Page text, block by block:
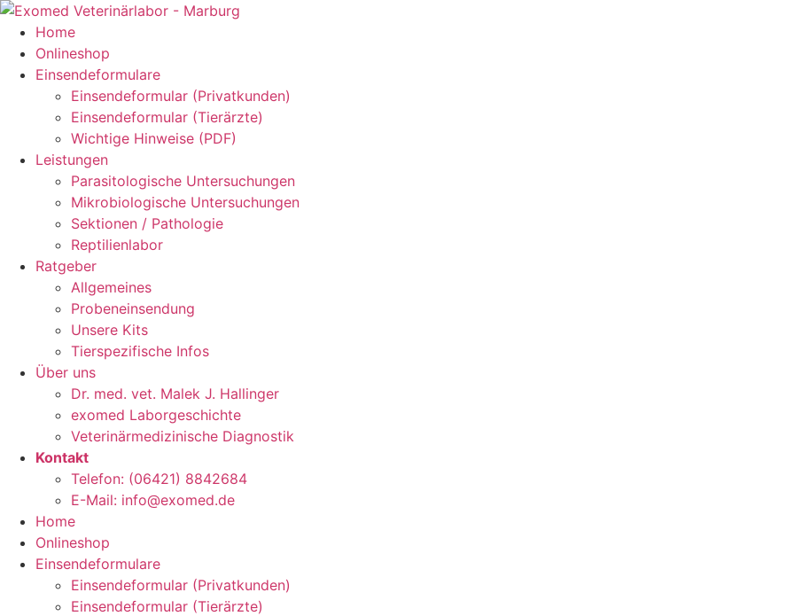
Zum
Inhalt
springen
Home
Onlineshop
Einsendeformulare
Einsendeformular (Privatkunden)
Einsendeformular (Tierärzte)
Wichtige Hinweise (PDF)
Leistungen
Parasitologische Untersuchungen
Mikrobiologische Untersuchungen
Sektionen / Pathologie
Reptilienlabor
Ratgeber
Allgemeines
Probeneinsendung
Unsere Kits
Tierspezifische Infos
Über uns
Dr. med. vet. Malek J. Hallinger
exomed Laborgeschichte
Veterinärmedizinische Diagnostik
Kontakt
Telefon: (06421) 8842684
E-Mail: info@exomed.de
Home
Onlineshop
Einsendeformulare
Einsendeformular (Privatkunden)
Einsendeformular (Tierärzte)